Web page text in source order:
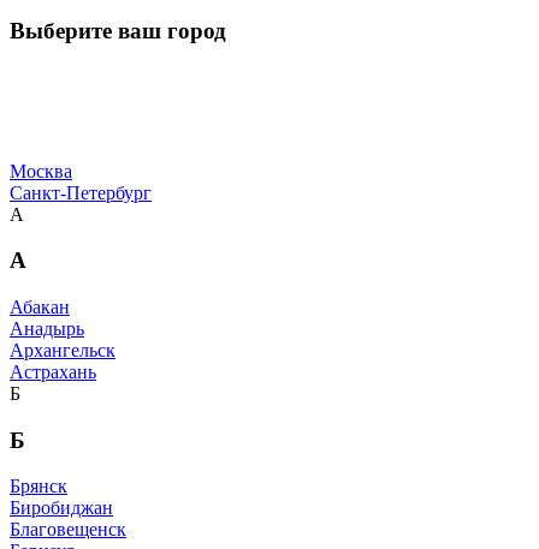
Выберите ваш город
Москва
Санкт-Петербург
А
А
Абакан
Анадырь
Архангельск
Астрахань
Б
Б
Брянск
Биробиджан
Благовещенск